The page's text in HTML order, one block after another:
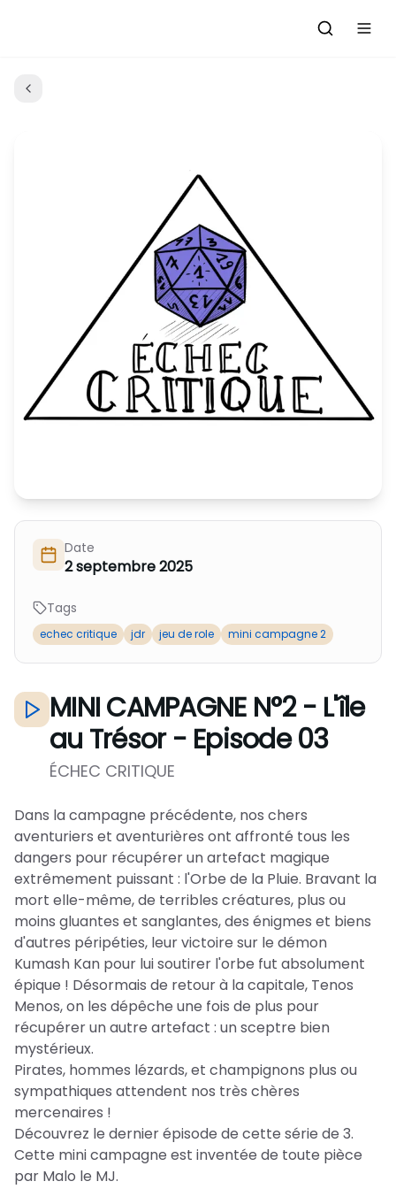
Grille des Programmes
C'était quoi ce morceau?
L'équipe et les bénévoles
Nous rejoindre : Participer
Les Ateliers Radio
Les créations des Ateliers
Nos prestations
Nous Soutenir / Adhérer
Exprime ton soutien
La newsletter
Date
2 septembre 2025
Tags
echec critique jdr jeu de role mini campagne 2
MINI CAMPAGNE N°2 - L'île
au Trésor - Episode 03
ÉCHEC CRITIQUE
Dans la campagne précédente, nos chers
aventuriers et aventurières ont affronté tous les
dangers pour récupérer un artefact magique
extrêmement puissant : l'Orbe de la Pluie. Bravant la
mort elle-même, de terribles créatures, plus ou
moins gluantes et sanglantes, des énigmes et biens
d'autres péripéties, leur victoire sur le démon
Kumash Kan pour lui soutirer l'orbe fut absolument
épique ! Désormais de retour à la capitale, Tenos
Menos, on les dépêche une fois de plus pour
récupérer un autre artefact : un sceptre bien
mystérieux.
Pirates, hommes lézards, et champignons plus ou
sympathiques attendent nos très chères
mercenaires !
Découvrez le dernier épisode de cette série de 3.
Cette mini campagne est inventée de toute pièce
par Malo le MJ.